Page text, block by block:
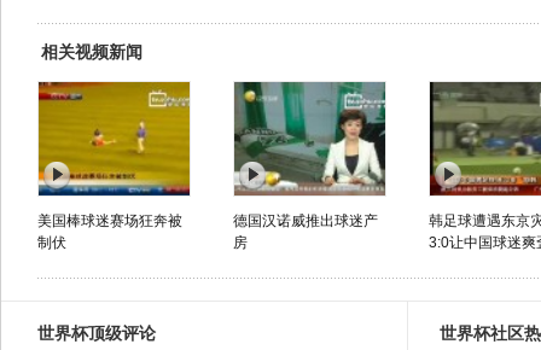
相关视频新闻
美国棒球迷赛场狂奔被
制伏
德国汉诺威推出球迷产
房
韩足球遭遇东京
3:0让中国球迷爽
世界杯顶级评论 世界杯社区